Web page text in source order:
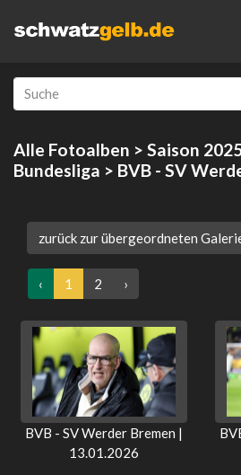
Alle Fotoalben > Saison
Bundesliga > BVB - SV
zurück zur übergeordneten
‹ 1 2 ›
BVB - SV Werder Bremen |
13.01.2026